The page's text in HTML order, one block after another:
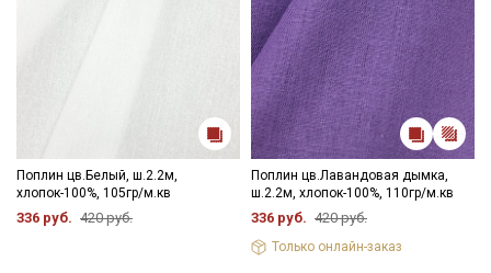
Поплин цв.Белый, ш.2.2м,
хлопок-100%, 105гр/м.кв
336 руб. 420 руб.
Поплин цв.Лавандовая дымка,
ш.2.2м, хлопок-100%, 110гр/м.кв
336 руб. 420 руб.
Только онлайн-заказ